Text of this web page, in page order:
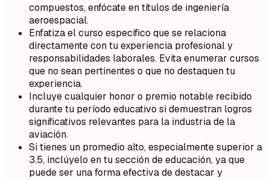
compuestos, enfócate en títulos de ingeniería
aeroespacial.
Enfatiza el curso específico que se relaciona
directamente con tu experiencia profesional y
responsabilidades laborales. Evita enumerar cursos
que no sean pertinentes o que no destaquen tu
experiencia.
Incluye cualquier honor o premio notable recibido
durante tu período educativo si demuestran logros
significativos relevantes para la industria de la
aviación.
Si tienes un promedio alto, especialmente superior a
3.5, inclúyelo en tu sección de educación, ya que
puede ser una forma efectiva de destacar y